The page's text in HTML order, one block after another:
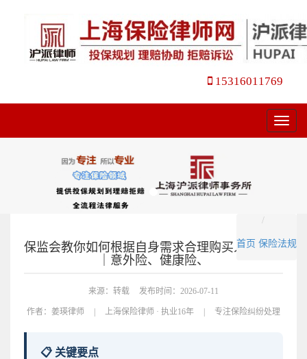
15316011769
菜
单
首页 保险法规
保监会教你如何根据自身需求合理购买人身保险
｜意外险、健康险、
来源：转载 发布时间：2026-07-11
作者： 姜瑛律师 | 上海保险律师 · 执业16年 | 专注保险纠纷处理
📋 关键要点